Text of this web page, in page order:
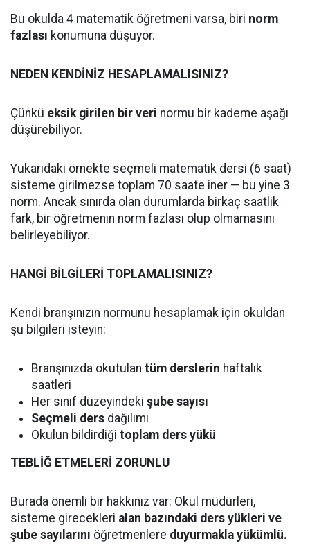
Bu okulda 4 matematik öğretmeni varsa, biri norm
fazlası konumuna düşüyor.
NEDEN KENDİNİZ HESAPLAMALISINIZ?
Çünkü eksik girilen bir veri normu bir kademe aşağı
düşürebiliyor.
Yukarıdaki örnekte seçmeli matematik dersi (6 saat)
sisteme girilmezse toplam 70 saate iner — bu yine 3
norm. Ancak sınırda olan durumlarda birkaç saatlik
fark, bir öğretmenin norm fazlası olup olmamasını
belirleyebiliyor.
HANGİ BİLGİLERİ TOPLAMALISINIZ?
Kendi branşınızın normunu hesaplamak için okuldan
şu bilgileri isteyin:
Branşınızda okutulan tüm derslerin haftalık
saatleri
Her sınıf düzeyindeki şube sayısı
Seçmeli ders dağılımı
Okulun bildirdiği toplam ders yükü
TEBLİĞ ETMELERİ ZORUNLU
Burada önemli bir hakkınız var: Okul müdürleri,
sisteme girecekleri alan bazındaki ders yükleri ve
şube sayılarını öğretmenlere duyurmakla yükümlü.